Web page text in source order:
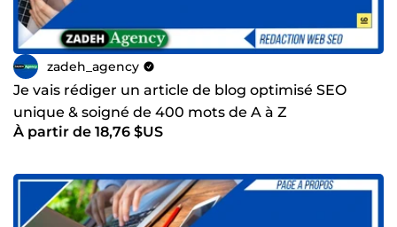
zadeh_agency
Je vais rédiger un article de blog optimisé SEO
unique & soigné de 400 mots de A à Z
À partir de 18,76 $US